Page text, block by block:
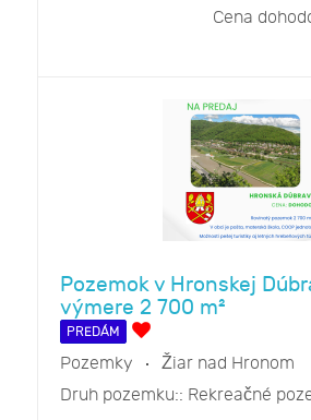
Cena
Pozemok v Hronskej
výmere 2 700 m²
PREDÁM
Pozemky
Žiar nad Hronom
Druh pozemku:: Rekreačné